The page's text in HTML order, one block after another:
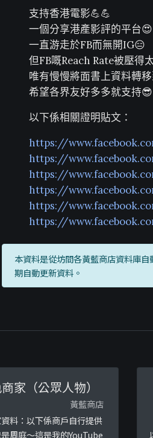
支持香港電影💪💪
一個分享港產影評的平台😍
一直游走於FB而無開IG😑
但FB嘅Reach Rate被壓得
唯有慢慢將面書上資料轉
希望各界友好多多就支持😎
以下係相關證明貼文：
https://
https://
https://
https://
https://
https://
本資料是從坊間各黃藍商店資料庫
期自動更新資料。
家（公眾人物）
黃藍商店
料：以下係商戶自行提供
周庭～這是我的YouTube